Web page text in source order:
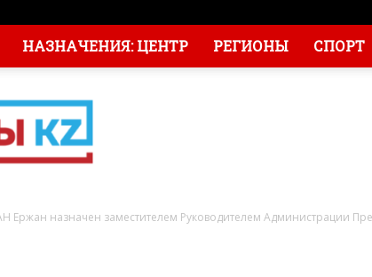
НАЗНАЧЕНИЯ: ЦЕНТР РЕГИОНЫ СПОРТ
Ержан назначен заместителем Руководителем Администрации